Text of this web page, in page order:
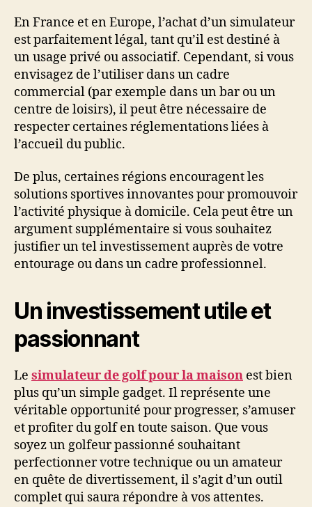
En France et en Europe, l’achat d’un simulateur
est parfaitement légal, tant qu’il est destiné à
un usage privé ou associatif. Cependant, si vous
envisagez de l’utiliser dans un cadre
commercial (par exemple dans un bar ou un
centre de loisirs), il peut être nécessaire de
respecter certaines réglementations liées à
l’accueil du public.
De plus, certaines régions encouragent les
solutions sportives innovantes pour promouvoir
l’activité physique à domicile. Cela peut être un
argument supplémentaire si vous souhaitez
justifier un tel investissement auprès de votre
entourage ou dans un cadre professionnel.
Un investissement utile et
passionnant
Le simulateur de golf pour la maison est bien
plus qu’un simple gadget. Il représente une
véritable opportunité pour progresser, s’amuser
et profiter du golf en toute saison. Que vous
soyez un golfeur passionné souhaitant
perfectionner votre technique ou un amateur
en quête de divertissement, il s’agit d’un outil
complet qui saura répondre à vos attentes.